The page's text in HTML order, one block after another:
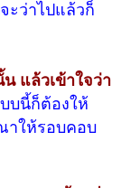
ะว่าไปแล้วก็
แล้วเข้าใจว่า
บนี้ก็ต้องให้
าให้รอบคอบ